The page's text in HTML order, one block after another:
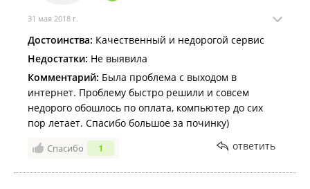
31 мая 2018 г.
Достоинства: Качественный и недорогой сервис
Недостатки: Не выявила
Комментарий: Была проблема с выходом в
интернет. Проблему быстро решили и совсем
недорого обошлось по оплата, компьютер до сих
пор летает. Спасибо большое за починку)
Спасибо 1 ответить